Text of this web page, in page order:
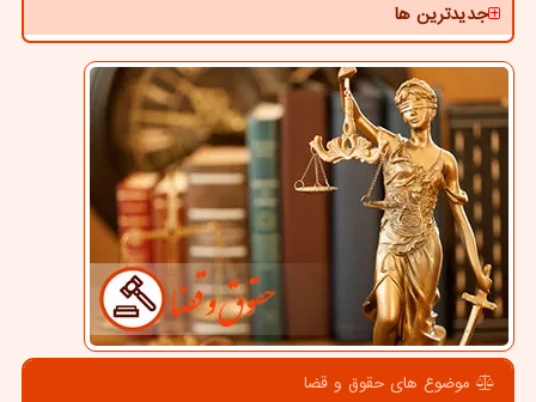
جدیدترین ها
موضوع های حقوق و قضا